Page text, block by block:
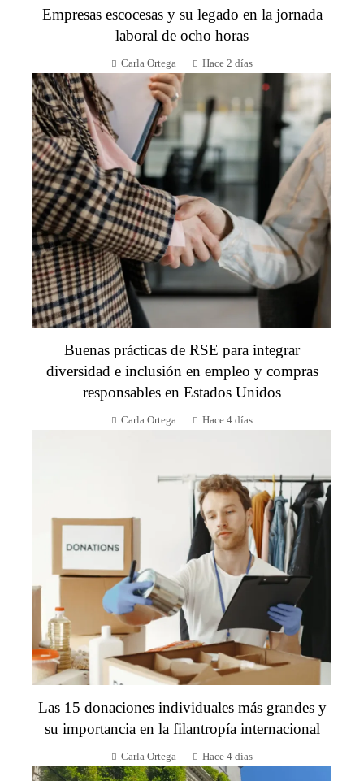
Empresas escocesas y su legado en la jornada
laboral de ocho horas
Carla Ortega Hace 2 días
Buenas prácticas de RSE para integrar
diversidad e inclusión en empleo y compras
responsables en Estados Unidos
Carla Ortega Hace 4 días
Las 15 donaciones individuales más grandes y
su importancia en la filantropía internacional
Carla Ortega Hace 4 días